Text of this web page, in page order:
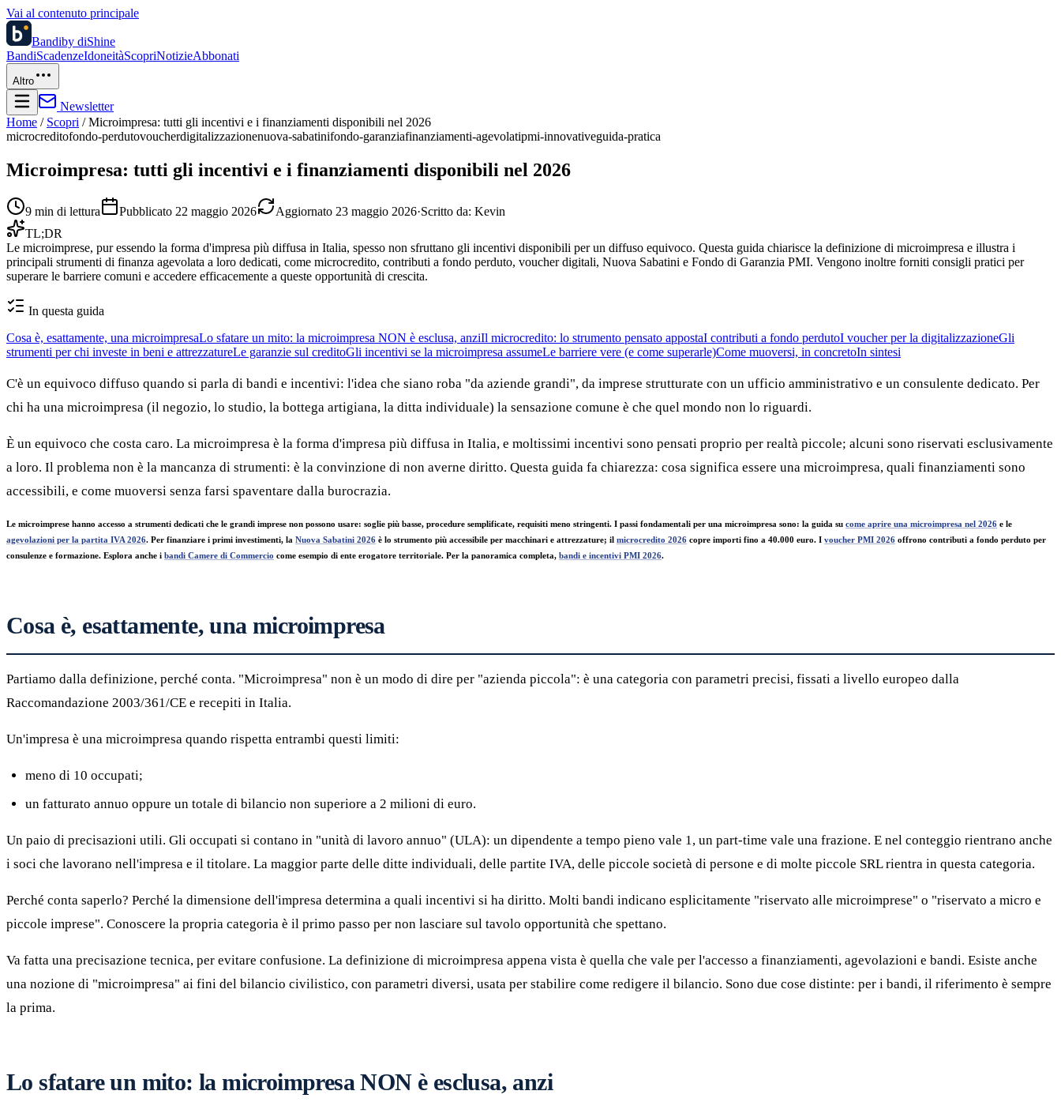
Vai al contenuto principale
Bandiby diShine
BandiScadenzeIdoneitàScopriNotizieAbbonati
Altro
Newsletter
Home / Scopri / Microimpresa: tutti gli incentivi e i finanziamenti disponibili nel 2026
microcreditofondo-perdutovoucherdigitalizzazionenuova-sabatinifondo-garanziafinanziamenti-agevolatipmi-innovativeguida-pratica
Microimpresa: tutti gli incentivi e i finanziamenti disponibili nel 2026
9 min di lettura Pubblicato 22 maggio 2026 Aggiornato 23 maggio 2026·Scritto da: Kevin
TL;DR
Le microimprese, pur essendo la forma d'impresa più diffusa in Italia, spesso non sfruttano gli incentivi disponibili per un diffuso equivoco. Questa guida chiarisce la definizione di microimpresa e illustra i
principali strumenti di finanza agevolata a loro dedicati, come microcredito, contributi a fondo perduto, voucher digitali, Nuova Sabatini e Fondo di Garanzia PMI. Vengono inoltre forniti consigli pratici per
superare le barriere comuni e accedere efficacemente a queste opportunità di crescita.
In questa guida
Cosa è, esattamente, una microimpresaLo sfatare un mito: la microimpresa NON è esclusa, anziIl microcredito: lo strumento pensato appostaI contributi a fondo perdutoI voucher per la digitalizzazioneGli
strumenti per chi investe in beni e attrezzatureLe garanzie sul creditoGli incentivi se la microimpresa assumeLe barriere vere (e come superarle)Come muoversi, in concretoIn sintesi
C'è un equivoco diffuso quando si parla di bandi e incentivi: l'idea che siano roba "da aziende grandi", da imprese strutturate con un ufficio amministrativo e un consulente dedicato. Per
chi ha una microimpresa (il negozio, lo studio, la bottega artigiana, la ditta individuale) la sensazione comune è che quel mondo non lo riguardi.
È un equivoco che costa caro. La microimpresa è la forma d'impresa più diffusa in Italia, e moltissimi incentivi sono pensati proprio per realtà piccole; alcuni sono riservati esclusivamente
a loro. Il problema non è la mancanza di strumenti: è la convinzione di non averne diritto. Questa guida fa chiarezza: cosa significa essere una microimpresa, quali finanziamenti sono
accessibili, e come muoversi senza farsi spaventare dalla burocrazia.
Le microimprese hanno accesso a strumenti dedicati che le grandi imprese non possono usare: soglie più basse, procedure semplificate, requisiti meno stringenti. I passi fondamentali per una microimpresa sono: la guida su come aprire una microimpresa nel 2026 e le
agevolazioni per la partita IVA 2026. Per finanziare i primi investimenti, la Nuova Sabatini 2026 è lo strumento più accessibile per macchinari e attrezzature; il microcredito 2026 copre importi fino a 40.000 euro. I voucher PMI 2026 offrono contributi a fondo perduto per
consulenze e formazione. Esplora anche i bandi Camere di Commercio come esempio di ente erogatore territoriale. Per la panoramica completa, bandi e incentivi PMI 2026.
Cosa è, esattamente, una microimpresa
Partiamo dalla definizione, perché conta. "Microimpresa" non è un modo di dire per "azienda piccola": è una categoria con parametri precisi, fissati a livello europeo dalla
Raccomandazione 2003/361/CE e recepiti in Italia.
Un'impresa è una microimpresa quando rispetta entrambi questi limiti:
meno di 10 occupati;
un fatturato annuo oppure un totale di bilancio non superiore a 2 milioni di euro.
Un paio di precisazioni utili. Gli occupati si contano in "unità di lavoro annuo" (ULA): un dipendente a tempo pieno vale 1, un part-time vale una frazione. E nel conteggio rientrano anche
i soci che lavorano nell'impresa e il titolare. La maggior parte delle ditte individuali, delle partite IVA, delle piccole società di persone e di molte piccole SRL rientra in questa categoria.
Perché conta saperlo? Perché la dimensione dell'impresa determina a quali incentivi si ha diritto. Molti bandi indicano esplicitamente "riservato alle microimprese" o "riservato a micro e
piccole imprese". Conoscere la propria categoria è il primo passo per non lasciare sul tavolo opportunità che spettano.
Va fatta una precisazione tecnica, per evitare confusione. La definizione di microimpresa appena vista è quella che vale per l'accesso a finanziamenti, agevolazioni e bandi. Esiste anche
una nozione di "microimpresa" ai fini del bilancio civilistico, con parametri diversi, usata per stabilire come redigere il bilancio. Sono due cose distinte: per i bandi, il riferimento è sempre
la prima.
Lo sfatare un mito: la microimpresa NON è esclusa, anzi